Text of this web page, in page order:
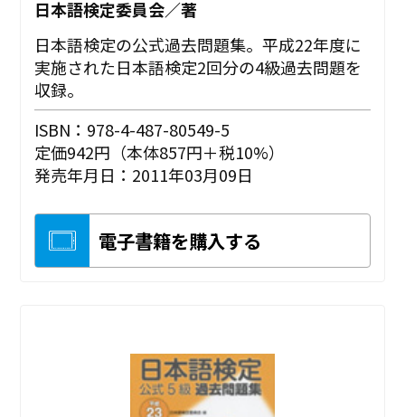
日本語検定委員会／著
日本語検定の公式過去問題集。平成22年度に
実施された日本語検定2回分の4級過去問題を
収録。
ISBN：978-4-487-80549-5
定価942円（本体857円＋税10%）
発売年月日：2011年03月09日
電子書籍を購入する